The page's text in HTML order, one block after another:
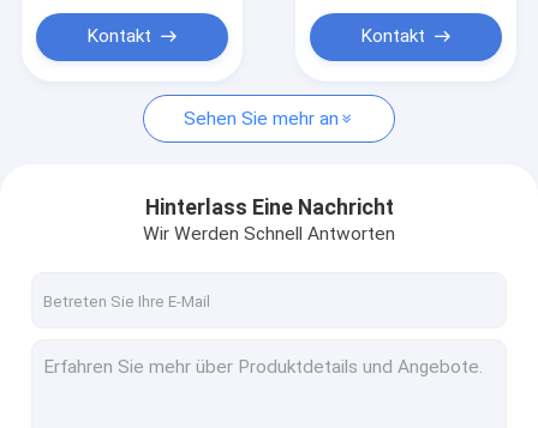
Fordern Sie ein Zitat
Gewölbte Karton Flexo-Druckmaschine
stempelschneidene Maschine des gewölbten Kartons
Wellpappen-Fertigungsstraße
Kontakt Kontakt
Sehen Sie mehr an
Hinterlass Eine Nachricht
Wir Werden Schnell Antworten